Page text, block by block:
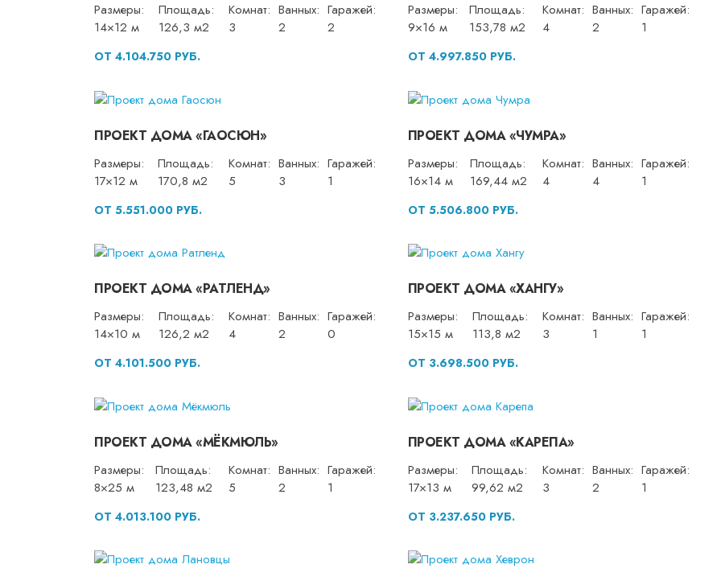
Размеры:
14×12 м
Площадь:
126,3 м2
Комнат:
3
Ванных:
2
Гаражей:
2
ОТ 4.104.750 РУБ.
Размеры:
9×16 м
Площадь:
153,78 м2
Комнат:
4
Ванных:
2
Гаражей:
1
ОТ 4.997.850 РУБ.
ПРОЕКТ ДОМА «ГАОСЮН»
Размеры:
17×12 м
Площадь:
170,8 м2
Комнат:
5
Ванных:
3
Гаражей:
1
ОТ 5.551.000 РУБ.
ПРОЕКТ ДОМА «ЧУМРА»
Размеры:
16×14 м
Площадь:
169,44 м2
Комнат:
4
Ванных:
4
Гаражей:
1
ОТ 5.506.800 РУБ.
ПРОЕКТ ДОМА «РАТЛЕНД»
Размеры:
14×10 м
Площадь:
126,2 м2
Комнат:
4
Ванных:
2
Гаражей:
0
ОТ 4.101.500 РУБ.
ПРОЕКТ ДОМА «ХАНГУ»
Размеры:
15×15 м
Площадь:
113,8 м2
Комнат:
3
Ванных:
1
Гаражей:
1
ОТ 3.698.500 РУБ.
ПРОЕКТ ДОМА «МЁКМЮЛЬ»
Размеры:
8×25 м
Площадь:
123,48 м2
Комнат:
5
Ванных:
2
Гаражей:
1
ОТ 4.013.100 РУБ.
ПРОЕКТ ДОМА «КАРЕПА»
Размеры:
17×13 м
Площадь:
99,62 м2
Комнат:
3
Ванных:
2
Гаражей:
1
ОТ 3.237.650 РУБ.